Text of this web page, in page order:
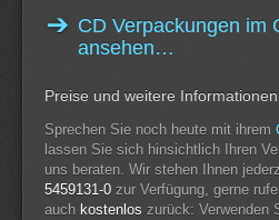
CD Verpackungen im
ansehen…
Preise und weitere Informationen
Sprechen Sie noch heute mit ihrem
lassen Sie sich hinsichtlich Ihren
uns beraten. Wir stehen Ihnen
5459131-0 zur Verfügung, gerne
auch kostenlos zurück: Verwenden